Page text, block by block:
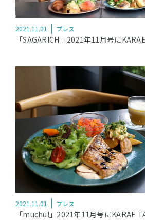
2021.11.01 プレス
「SAGARICH」2021年11月号に
2021.11.01 プレス
「muchu!」2021年11月号にKARAE